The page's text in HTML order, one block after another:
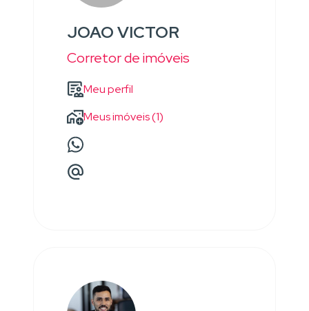
JOAO VICTOR
Corretor de imóveis
Meu perfil
Meus imóveis (1)